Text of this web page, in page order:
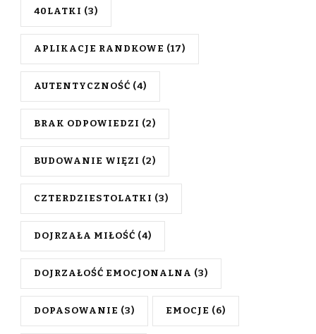
40LATKI (3)
APLIKACJE RANDKOWE (17)
AUTENTYCZNOŚĆ (4)
BRAK ODPOWIEDZI (2)
BUDOWANIE WIĘZI (2)
CZTERDZIESTOLATKI (3)
DOJRZAŁA MIŁOŚĆ (4)
DOJRZAŁOŚĆ EMOCJONALNA (3)
DOPASOWANIE (3) EMOCJE (6)